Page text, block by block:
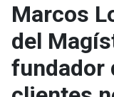
Marcos
del
fundador